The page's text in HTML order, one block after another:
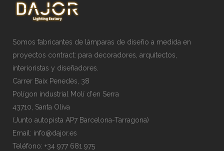
Somos fabricantes de lámparas de diseño a medida en
proyectos contract: para decoradores, arquitectos,
interioristas y diseñadores.
Carrer Baix Penedès, 38
Polígon industrial Molí d'en Serra
43710, Santa Oliva
(Junto autopista AP7 Barcelona-Tarragona)
Email: info@dajor.es
Teléfono: +34 977 681 975